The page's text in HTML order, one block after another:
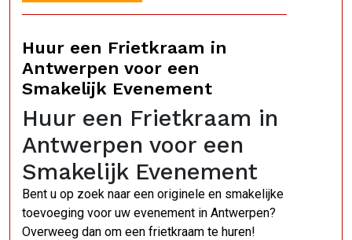
Huur een Frietkraam in
Antwerpen voor een
Smakelijk Evenement
Huur een Frietkraam in
Antwerpen voor een
Smakelijk Evenement
Bent u op zoek naar een originele en smakelijke
toevoeging voor uw evenement in Antwerpen?
Overweeg dan om een frietkraam te huren!